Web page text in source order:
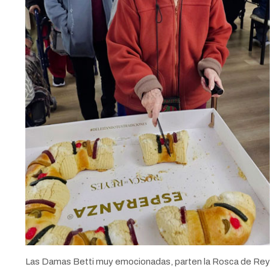
Las Damas Betti muy emocionadas, parten la Rosca de